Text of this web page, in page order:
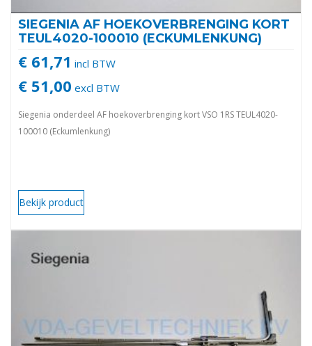
SIEGENIA AF HOEKOVERBRENGING KORT
TEUL4020-100010 (ECKUMLENKUNG)
€ 61,71 incl BTW
€ 51,00 excl BTW
Siegenia onderdeel AF hoekoverbrenging kort VSO 1RS TEUL4020-
100010 (Eckumlenkung)
Bekijk product